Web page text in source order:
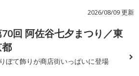
2026/08/09 更新
回 阿佐谷七夕まつり／東
ぼて飾りが商店街いっぱいに登場